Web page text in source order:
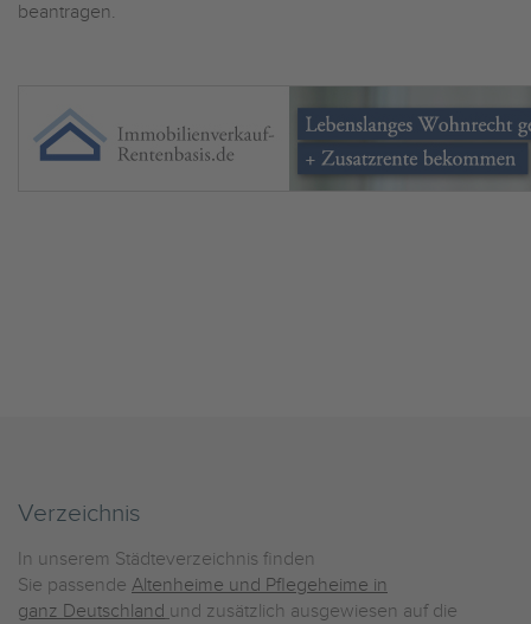
beantragen.
Verzeichnis
In unserem Städteverzeichnis finden
Sie passende Altenheime und Pflegeheime in
ganz Deutschland und zusätzlich ausgewiesen auf die